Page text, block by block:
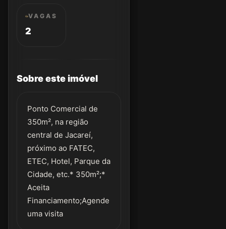
VAGAS
2
Sobre este imóvel
Ponto Comercial de
350m², na região
central de Jacareí,
próximo ao FATEC,
ETEC, Hotel, Parque da
Cidade, etc.* 350m²;*
Aceita
Financiamento;Agende
uma visita